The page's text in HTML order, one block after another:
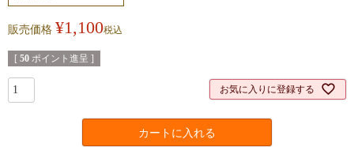
販売価格 ¥1,100税込
[ 50 ポイント進呈 ]
お気に入りに登録する
カートに入れる